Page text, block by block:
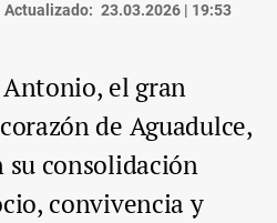
Actualizado: 23.03.2026 | 19:53
Antonio, el gran
de Aguadulce,
su consolidación
convivencia y